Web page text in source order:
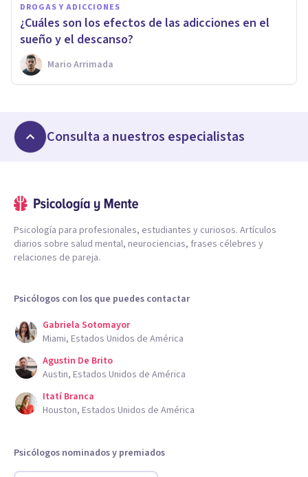
DROGAS Y ADICCIONES
¿Cuáles son los efectos de las adicciones en el
sueño y el descanso?
Mario Arrimada
Consulta a nuestros especialistas
Psicología para profesionales, estudiantes y curiosos. Artículos
diarios sobre salud mental, neurociencias, frases célebres y
relaciones de pareja.
Psicólogos con los que puedes contactar
Gabriela Sotomayor
Miami, Estados Unidos de América
Agustin De Brito
Austin, Estados Unidos de América
Itatí Branca
Houston, Estados Unidos de América
Psicólogos nominados y premiados